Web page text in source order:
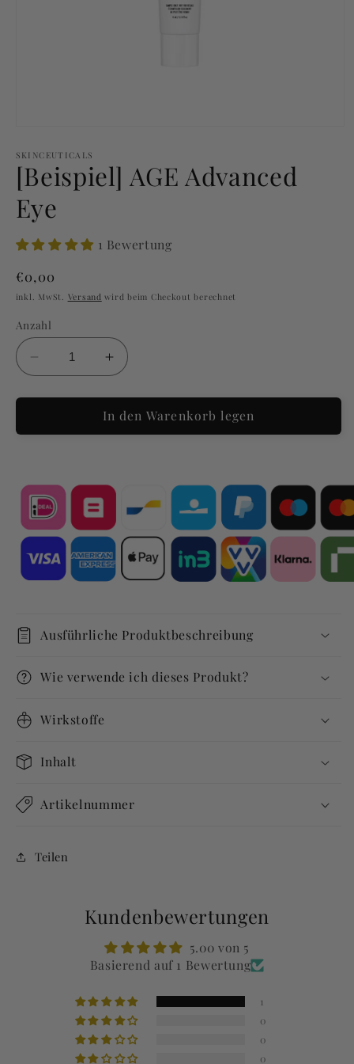
in
Modal
öffnen
SKINCEUTICALS
[Beispiel] AGE Advanced
Eye
1 Bewertung
Normaler
Preis
€0,00
inkl. MwSt. Versand wird beim Checkout berechnet
Anzahl
Verringere
die
Menge
[Beispiel]
Eye
Erhöhe
die
Menge
für
[Beispiel]
Eye
In den Warenkorb legen
Ausführliche Produktbeschreibung
Wie verwende ich dieses Produkt?
Wirkstoffe
Inhalt
Artikelnummer
Teilen
Kundenbewertungen
5.00 von 5
Basierend auf 1 Bewertung
1
0
0
0